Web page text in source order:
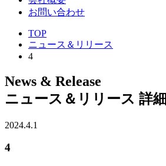
お問い合わせ
TOP
ニュース＆リリース
4
News & Release
ニュース＆リリース 詳細
2024.4.1
4